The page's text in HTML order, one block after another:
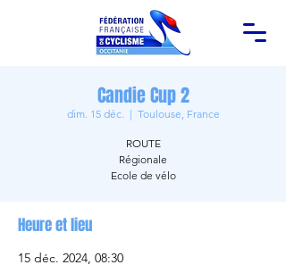
Candie Cup 2
dim. 15 déc.
  |
Toulouse, France
ROUTE
Régionale
Ecole de vélo
Heure et lieu
15 déc. 2024, 08:30